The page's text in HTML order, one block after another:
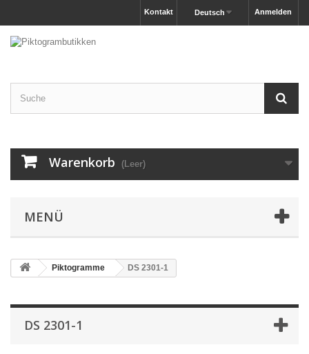
Anmelden
Deutsch
Kontakt
Warenkorb (Leer)
MENÜ
Piktogramme DS 2301-1
DS 2301-1